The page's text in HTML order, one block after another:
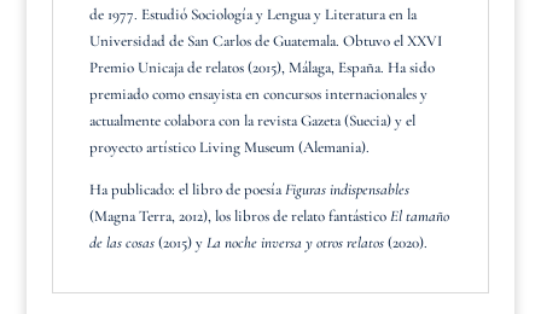
de 1977. Estudió Sociología y Lengua y Literatura en la
Universidad de San Carlos de Guatemala. Obtuvo el XXVI
Premio Unicaja de relatos (2015), Málaga, España. Ha sido
premiado como ensayista en concursos internacionales y
actualmente colabora con la revista Gazeta (Suecia) y el
proyecto artístico Living Museum (Alemania).
Ha publicado: el libro de poesíaFiguras indispensables
(Magna Terra, 2012), los libros de relato fantásticoEl tamaño
de las cosas(2015) yLa noche inversa y otros relatos(2020).